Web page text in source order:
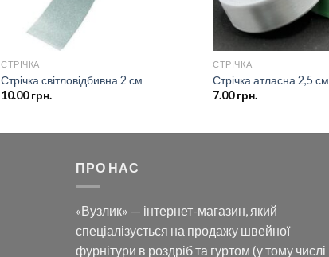
СТРІЧКА
Стрічка світловідбивна 2 см
10.00грн.
СТРІЧКА
Стрічка атласна 2,5 см
7.00грн.
ПРО НАС
«Вузлик» — інтернет-магазин, який
спеціалізується на продажу швейної
фурнітури в роздріб та гуртом (у тому числі